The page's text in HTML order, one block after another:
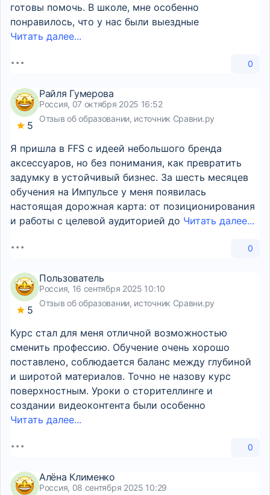
готовы помочь. В школе, мне особенно
понравилось, что у нас были выездные
Читать далее...
0
5
Райля Гумерова
Россия, 07 октября 2025 16:52
Отзыв об образовании, источник Сравни.ру
Я пришла в FFS с идеей небольшого бренда
аксессуаров, но без понимания, как превратить
задумку в устойчивый бизнес. За шесть месяцев
обучения на Импульсе у меня появилась
настоящая дорожная карта: от позиционирования
и работы с целевой аудиторией до Читать далее...
0
5
Пользователь
Россия, 16 сентября 2025 10:10
Отзыв об образовании, источник Сравни.ру
Курс стал для меня отличной возможностью
сменить профессию. Обучение очень хорошо
поставлено, соблюдается баланс между глубиной
и широтой материалов. Точно не назову курс
поверхностным. Уроки о сторителлинге и
создании видеоконтента были особенно
Читать далее...
0
Алёна Клименко
Россия, 08 сентября 2025 10:29